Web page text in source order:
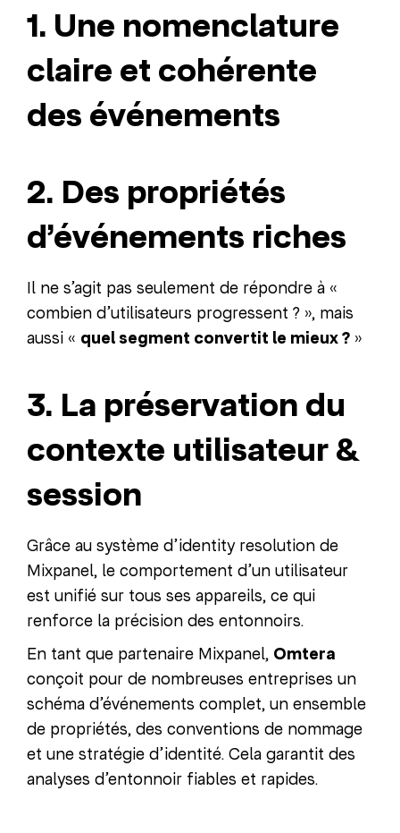
1. Une nomenclature
claire et cohérente
des événements
2. Des propriétés
d’événements riches
Il ne s’agit pas seulement de répondre à «
combien d’utilisateurs progressent ? », mais
aussi « quel segment convertit le mieux ? »
3. La préservation du
contexte utilisateur &
session
Grâce au système d’identity resolution de
Mixpanel, le comportement d’un utilisateur
est unifié sur tous ses appareils, ce qui
renforce la précision des entonnoirs.
En tant que partenaire Mixpanel, Omtera
conçoit pour de nombreuses entreprises un
schéma d’événements complet, un ensemble
de propriétés, des conventions de nommage
et une stratégie d’identité. Cela garantit des
analyses d’entonnoir fiables et rapides.